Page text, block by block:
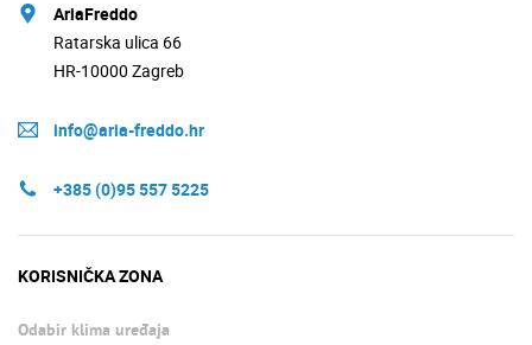
AriaFreddo
Ratarska ulica 66
HR-10000 Zagreb
info@aria-freddo.hr
+385 (0)95 557 5225
KORISNIČKA ZONA
Odabir klima uređaja